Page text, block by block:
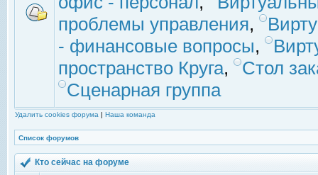
проблемы управления,
- финансовые вопросы,
пространство Круга,
Стол
Сценарная группа
Удалить cookies форума | Наша команда
Список форумов
Кто сейчас на форуме